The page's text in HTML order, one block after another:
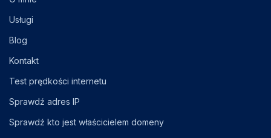
Usługi
Blog
Kontakt
Test prędkości internetu
Sprawdź adres IP
Sprawdź kto jest właścicielem domeny